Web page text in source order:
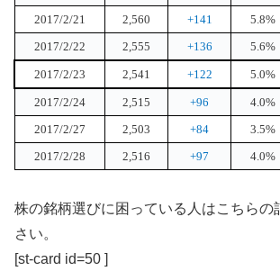
2017/2/21
2,560 +141
5.8%
2017/2/22
2,555 +136 5.6%
2017/2/23 2,541 +122 5.0%
2017/2/24 2,515 +96
4.0%
2017/2/27
2,503 +84
3.5%
2017/2/28
2,516 +97 4.0%
株の銘柄選びに困っている人はこちらの
さい。
[st-card id=50 ]